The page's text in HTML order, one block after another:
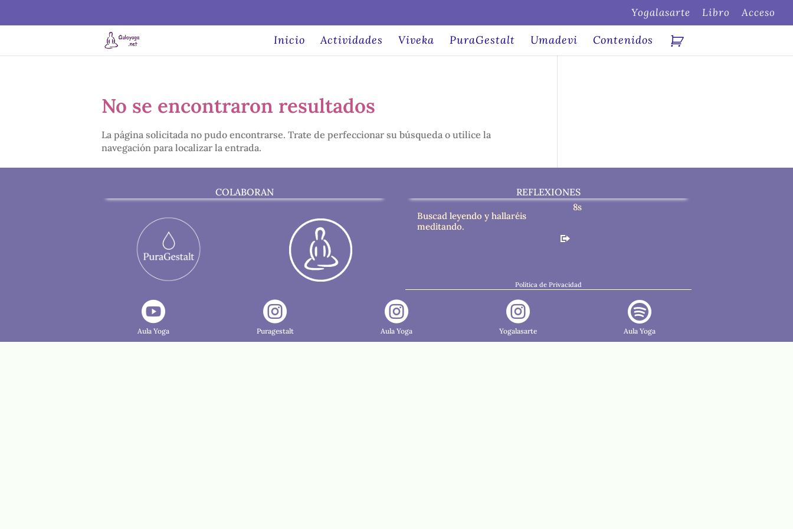
Yogalasarte Libro Acceso
Inicio Actividades Viveka PuraGestalt Umadevi Contenidos
No se encontraron resultados
La página solicitada no pudo encontrarse. Trate de perfeccionar su búsqueda o utilice la
navegación para localizar la entrada.
COLABORAN REFLEXIONES
8s
Buscad leyendo y hallaréis
meditando.
Política de Privacidad

Aula Yoga

Puragestalt

Aula Yoga

Yogalasarte

Aula Yoga